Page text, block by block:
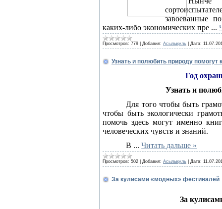
завоеванные
каких-либо экономических пре ...
Просмотров: 779 Добавил: Асылыкуль Дата:
Узнать и полюбить природу помогут
Год
Узнать и
Для того чтобы быть
чтобы быть экологически
помочь здесь могут именно
человеческих чувств и знаний.
В ...Читать дальше »
Просмотров: 502 Добавил: Асылыкуль Дата:
За кулисами «модных» фестивалей
За